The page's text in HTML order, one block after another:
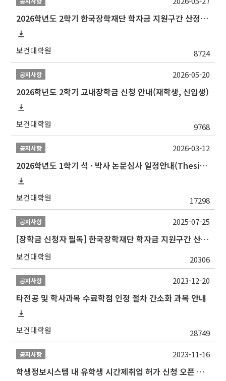
2026학년도 2학기 한국장학재단 학자금 지원구간 산정 신청 안내
보건대학원 8724
공지사항
2026학년도 2학기 교내장학금 신청 안내(재학생, 신입생)
보건대학원 9768
2026-05-20
공지사항
2026학년도 1학기 석 · 박사 논문심사 일정안내(Thesis Defense Schedules)
보건대학원 17298
2026-03-12
공지사항
[장학금 신청자 필독] 한국장학재단 학자금 지원구간 산정 권고
보건대학원 20306
2025-07-25
공지사항
타전공 및 학사과목 수료학점 인정 절차 간소화 과목 안내
보건대학원 28749
2023-12-20
공지사항
학생정보시스템 내 유학생 시간제취업 허가 신청 오픈 안내
2023-11-16